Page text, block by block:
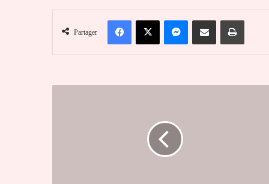
Partager
FacebookX MessengerPartager par email Imprimer